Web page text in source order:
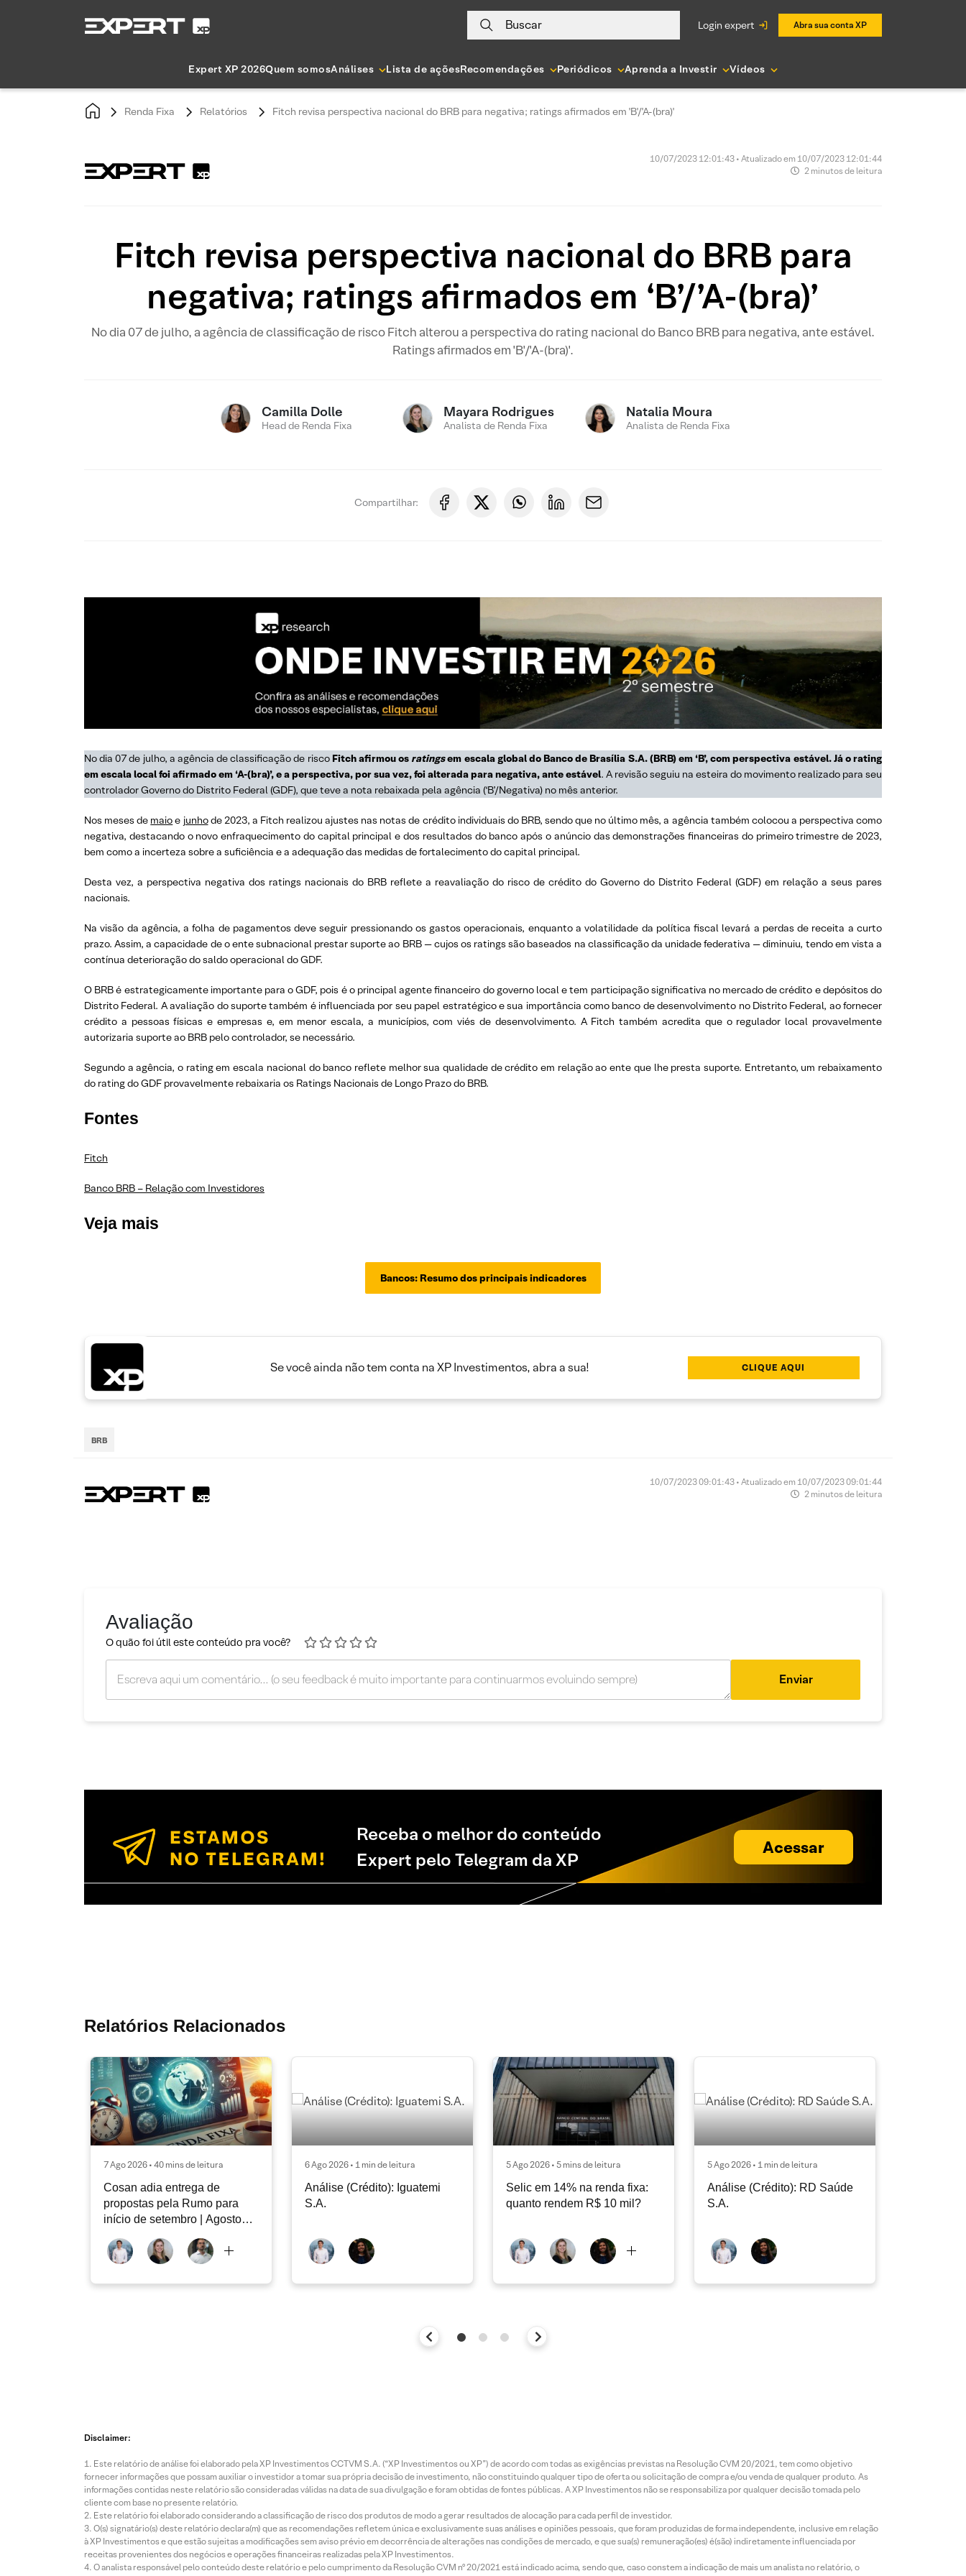
Buscar login expert Abra sua conta XP
Expert XP 2026Quem somosAnálises Lista de açõesRecomendações Periódicos Aprenda a Investir Vídeos
Renda Fixa Relatórios Fitch revisa perspectiva nacional do BRB para negativa; ratings afirmados em 'B'/'A-(bra)'
10/07/2023 12:01:43 • Atualizado em 10/07/2023 12:01:44
2 minutos de leitura
Fitch revisa perspectiva nacional do BRB para
negativa; ratings afirmados em ‘B’/’A-(bra)’
No dia 07 de julho, a agência de classificação de risco Fitch alterou a perspectiva do rating nacional do Banco BRB para negativa, ante estável.
Ratings afirmados em 'B'/'A-(bra)'.
Camilla Dolle
Head de Renda Fixa
Mayara Rodrigues
Analista de Renda Fixa
Natalia Moura
Analista de Renda Fixa
Compartilhar:
No dia 07 de julho, a agência de classificação de risco Fitch afirmou os ratingsem escala global do Banco de Brasília S.A. (BRB) em ‘B’, com perspectiva estável. Já o rating
em escala local foi afirmado em ‘A-(bra)’, e a perspectiva, por sua vez, foi alterada para negativa, ante estável. A revisão seguiu na esteira do movimento realizado para seu
controlador Governo do Distrito Federal (GDF), que teve a nota rebaixada pela agência (‘B’/Negativa) no mês anterior.
Nos meses de maioe junhode 2023, a Fitch realizou ajustes nas notas de crédito individuais do BRB, sendo que no último mês, a agência também colocou a perspectiva como
negativa, destacando o novo enfraquecimento do capital principal e dos resultados do banco após o anúncio das demonstrações financeiras do primeiro trimestre de 2023,
bem como a incerteza sobre a suficiência e a adequação das medidas de fortalecimento do capital principal.
Desta vez, a perspectiva negativa dos ratings nacionais do BRB reflete a reavaliação do risco de crédito do Governo do Distrito Federal (GDF) em relação a seus pares
nacionais.
Na visão da agência, a folha de pagamentos deve seguir pressionando os gastos operacionais, enquanto a volatilidade da política fiscal levará a perdas de receita a curto
prazo. Assim, a capacidade de o ente subnacional prestar suporte ao BRB — cujos os ratings são baseados na classificação da unidade federativa — diminuiu, tendo em vista a
contínua deterioração do saldo operacional do GDF.
O BRB é estrategicamente importante para o GDF, pois é o principal agente financeiro do governo local e tem participação significativa no mercado de crédito e depósitos do
Distrito Federal. A avaliação do suporte também é influenciada por seu papel estratégico e sua importância como banco de desenvolvimento no Distrito Federal, ao fornecer
crédito a pessoas físicas e empresas e, em menor escala, a municípios, com viés de desenvolvimento. A Fitch também acredita que o regulador local provavelmente
autorizaria suporte ao BRB pelo controlador, se necessário.
Segundo a agência, o rating em escala nacional do banco reflete melhor sua qualidade de crédito em relação ao ente que lhe presta suporte. Entretanto, um rebaixamento
do rating do GDF provavelmente rebaixaria os Ratings Nacionais de Longo Prazo do BRB.
Fontes
Fitch
Banco BRB – Relação com Investidores
Veja mais
Bancos: Resumo dos principais indicadores
Se você ainda não tem conta na XP Investimentos, abra a sua! CLIQUE AQUI
BRB
10/07/2023 09:01:43 • Atualizado em 10/07/2023 09:01:44
2 minutos de leitura
Avaliação
O quão foi útil este conteúdo pra você?
Enviar
Receba o melhor do conteúdo
Expert pelo Telegram da XP
Acessar
Relatórios Relacionados
7 Ago 2026 • 40 mins de leitura
Cosan adia entrega de
propostas pela Rumo para
início de setembro | Agosto
6 Ago 2026 • 1 min de leitura
Análise (Crédito): Iguatemi
S.A.
5 Ago 2026 • 5 mins de leitura
Selic em 14% na renda fixa:
quanto rendem R$ 10 mil?
5 Ago 2026 • 1 min de leitura
Análise (Crédito): RD Saúde
S.A.
Disclaimer:
Este relatório de análise foi elaborado pela XP Investimentos CCTVM S.A. (“XP Investimentos ou XP”) de acordo com todas as exigências previstas na Resolução CVM 20/2021, tem como objetivo
fornecer informações que possam auxiliar o investidor a tomar sua própria decisão de investimento, não constituindo qualquer tipo de oferta ou solicitação de compra e/ou venda de qualquer produto. As
informações contidas neste relatório são consideradas válidas na data de sua divulgação e foram obtidas de fontes públicas. A XP Investimentos não se responsabiliza por qualquer decisão tomada pelo
cliente com base no presente relatório.
Este relatório foi elaborado considerando a classificação de risco dos produtos de modo a gerar resultados de alocação para cada perfil de investidor.
O(s) signatário(s) deste relatório declara(m) que as recomendações refletem única e exclusivamente suas análises e opiniões pessoais, que foram produzidas de forma independente, inclusive em relação
à XP Investimentos e que estão sujeitas a modificações sem aviso prévio em decorrência de alterações nas condições de mercado, e que sua(s) remuneração(es) é(são) indiretamente influenciada por
receitas provenientes dos negócios e operações financeiras realizadas pela XP Investimentos.
O analista responsável pelo conteúdo deste relatório e pelo cumprimento da Resolução CVM nº 20/2021 está indicado acima, sendo que, caso constem a indicação de mais um analista no relatório, o